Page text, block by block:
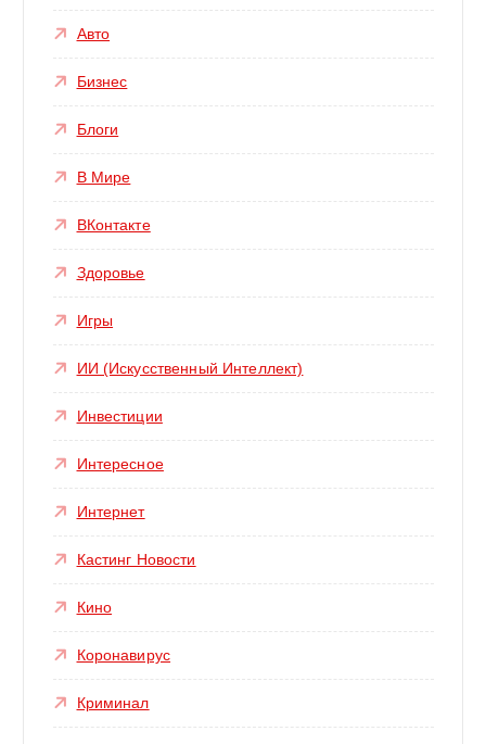
Авто
Бизнес
Блоги
В Мире
ВКонтакте
Здоровье
Игры
ИИ (Искусственный Интеллект)
Инвестиции
Интересное
Интернет
Кастинг Новости
Кино
Коронавирус
Криминал